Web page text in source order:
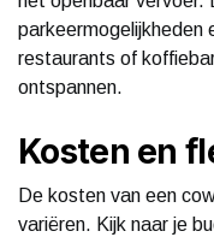
parkeermogelijkheden
restaurants of
ontspannen.
Kosten en
De kosten van een
variëren. Kijk naar je